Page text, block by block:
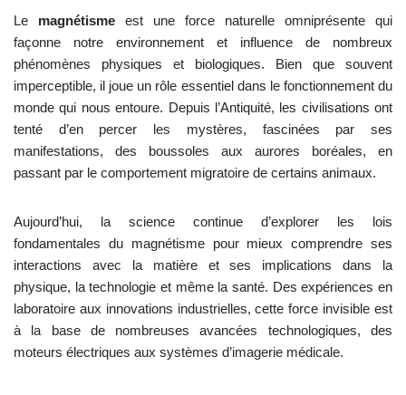
Le magnétisme est une force naturelle omniprésente qui
façonne notre environnement et influence de nombreux
phénomènes physiques et biologiques. Bien que souvent
imperceptible, il joue un rôle essentiel dans le fonctionnement du
monde qui nous entoure. Depuis l’Antiquité, les civilisations ont
tenté d’en percer les mystères, fascinées par ses
manifestations, des boussoles aux aurores boréales, en
passant par le comportement migratoire de certains animaux.
Aujourd’hui, la science continue d’explorer les lois
fondamentales du magnétisme pour mieux comprendre ses
interactions avec la matière et ses implications dans la
physique, la technologie et même la santé. Des expériences en
laboratoire aux innovations industrielles, cette force invisible est
à la base de nombreuses avancées technologiques, des
moteurs électriques aux systèmes d’imagerie médicale.